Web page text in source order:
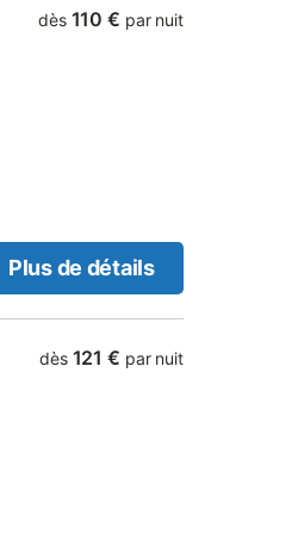
dès 110 € par nuit
Plus de détails
dès 121 € par nuit